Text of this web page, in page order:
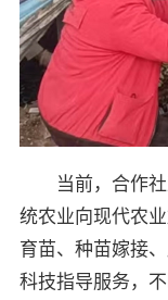
当前，合作
统农业向现代农
育苗、种苗嫁接
科技指导服务，